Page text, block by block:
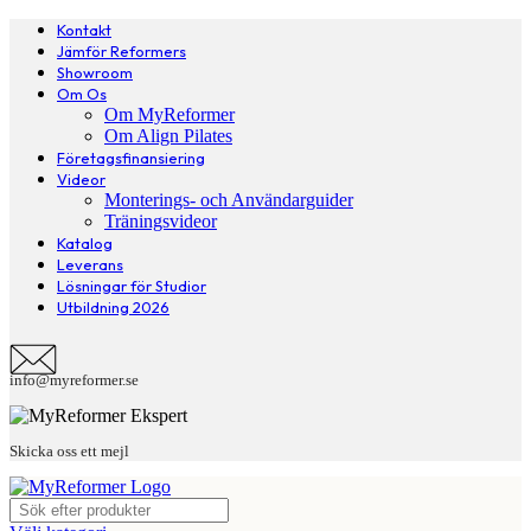
Kontakt
Jämför Reformers
Showroom
Om Os
Om MyReformer
Om Align Pilates
Företagsfinansiering
Videor
Monterings- och Användarguider
Träningsvideor
Katalog
Leverans
Lösningar för Studior
Utbildning 2026
info@myreformer.se
Skicka oss ett mejl